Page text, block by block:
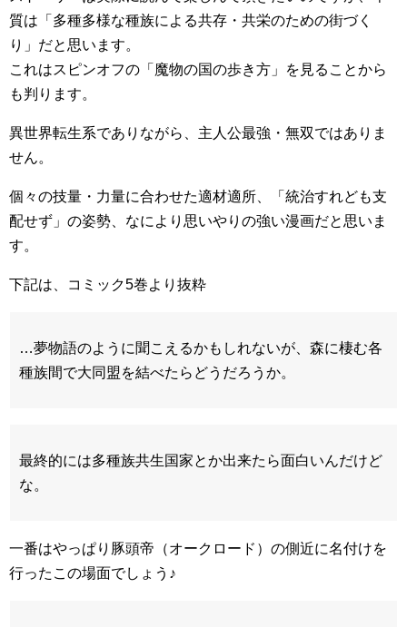
質は「多種多様な種族による共存・共栄のための街づく
り」だと思います。
これはスピンオフの「魔物の国の歩き方」を見ることから
も判ります。
異世界転生系でありながら、主人公最強・無双ではありま
せん。
個々の技量・力量に合わせた適材適所、「統治すれども支
配せず」の姿勢、なにより思いやりの強い漫画だと思いま
す。
下記は、コミック5巻より抜粋
…夢物語のように聞こえるかもしれないが、森に棲む各
種族間で大同盟を結べたらどうだろうか。
最終的には多種族共生国家とか出来たら面白いんだけど
な。
一番はやっぱり豚頭帝（オークロード）の側近に名付けを
行ったこの場面でしょう♪